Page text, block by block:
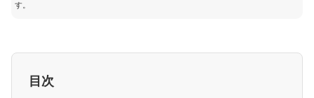
す。
目次